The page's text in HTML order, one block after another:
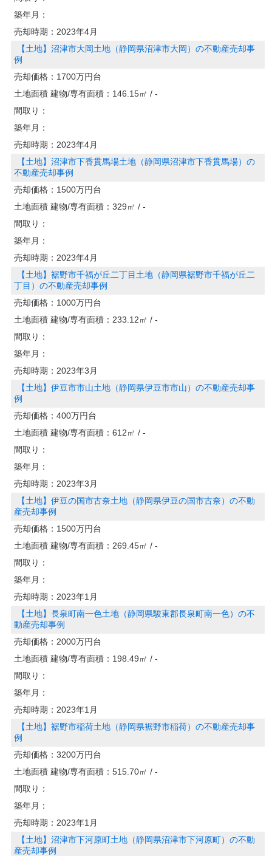
築年月：
売却時期： 2023年4月
【土地】沼津市大岡土地（静岡県沼津市大岡）の不動産売却事
例
売却価格： 1700万円台
土地面積 建物/専有面積： 146.15㎡ / -
間取り：
築年月：
売却時期： 2023年4月
【土地】沼津市下香貫馬場土地（静岡県沼津市下香貫馬場）の
不動産売却事例
売却価格： 1500万円台
土地面積 建物/専有面積： 329㎡ / -
間取り：
築年月：
売却時期： 2023年4月
【土地】裾野市千福が丘二丁目土地（静岡県裾野市千福が丘二
丁目）の不動産売却事例
売却価格： 1000万円台
土地面積 建物/専有面積： 233.12㎡ / -
間取り：
築年月：
売却時期： 2023年3月
【土地】伊豆市市山土地（静岡県伊豆市市山）の不動産売却事
例
売却価格： 400万円台
土地面積 建物/専有面積： 612㎡ / -
間取り：
築年月：
売却時期： 2023年3月
【土地】伊豆の国市古奈土地（静岡県伊豆の国市古奈）の不動
産売却事例
売却価格： 1500万円台
土地面積 建物/専有面積： 269.45㎡ / -
間取り：
築年月：
売却時期： 2023年1月
【土地】長泉町南一色土地（静岡県駿東郡長泉町南一色）の不
動産売却事例
売却価格： 2000万円台
土地面積 建物/専有面積： 198.49㎡ / -
間取り：
築年月：
売却時期： 2023年1月
【土地】裾野市稲荷土地（静岡県裾野市稲荷）の不動産売却事
例
売却価格： 3200万円台
土地面積 建物/専有面積： 515.70㎡ / -
間取り：
築年月：
売却時期： 2023年1月
【土地】沼津市下河原町土地（静岡県沼津市下河原町）の不動
産売却事例